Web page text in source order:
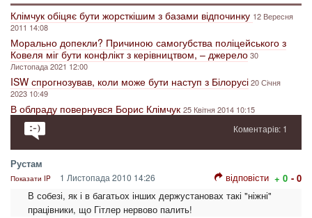
Клімчук обіцяє бути жорсткішим з базами відпочинку 12 Вересня
2011 14:08
Морально допекли? Причиною самогубства поліцейського з
Ковеля міг бути конфлікт з керівництвом, – джерело30
Листопада 2021 12:00
ISW спрогнозував, коли може бути наступ з Білорусі20 Січня
2023 10:49
В облраду повернувся Борис Клімчук 25 Квітня 2014 10:15
Коментарів: 1
Рустам
Показати IP 1 Листопада 2010 14:26 відповісти + 0 - 0
В собезі, як і в багатьох інших держустановах такі "ніжні"
працівники, що Гітлер нервово палить!